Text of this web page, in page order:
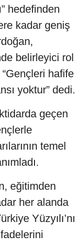
hedefinden
kadar geniş
belirleyici rol
hafife
yoktur” dedi.
geçen
temel
eğitimden
her alanda
Yüzyılı’nı